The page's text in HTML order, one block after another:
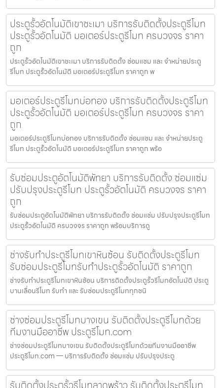
ประตูรั้วอัตโนมัติเขาชะเมา บริการรับติดตั้งประตูรีโมท
ประตูรั้วอัตโนมัติ มอเตอร์ประตูรีโมท ครบวงจร ราคา
ถูก
ประตูรั้วอัตโนมัติเขาชะเมา บริการรับติดตั้ง ซ่อมแซม และ จำหน่ายประตู
รีโมท ประตูรั้วอัตโนมัติ มอเตอร์ประตูรีโมท ราคาถูก พ
มอเตอร์ประตูรีโมทบ่อทอง บริการรับติดตั้งประตูรีโมท
ประตูรั้วอัตโนมัติ มอเตอร์ประตูรีโมท ครบวงจร ราคา
ถูก
มอเตอร์ประตูรีโมทบ่อทอง บริการรับติดตั้ง ซ่อมแซม และ จำหน่ายประตู
รีโมท ประตูรั้วอัตโนมัติ มอเตอร์ประตูรีโมท ราคาถูก พร้อ
รับซ่อมประตูอัตโนมัติพัทยา บริการรับติดตั้ง ซ่อมแซ่ม
ปรับปรุงประตูรีโมท ประตูรั้วอัตโนมัติ ครบวงจร ราคา
ถูก
รับซ่อมประตูอัตโนมัติพัทยา บริการรับติดตั้ง ซ่อมแซ่ม ปรับปรุงประตูรีโมท
ประตูรั้วอัตโนมัติ ครบวงจร ราคาถูก พร้อมบริการดู
ช่างรับทำประตูรีโมทเขาหินซ้อน รับติดตั้งประตูรีโมท
รับซ่อมประตูรีโมทรับทำประตูรั้วอัตโนมัติ ราคาถูก
ช่างรับทำประตูรีโมทเขาหินซ้อน บริการติดตั้งประตูรั้วรีโมทอัตโนมัติ ประตู
บานเลื่อนรีโมท รับทำ และ รับซ่อมประตูรีโมททุกชนิ
ช่างซ่อมประตูรีโมทบางเขน รับติดตั้งประตูรีโมทด้วย
ทีมงานมืออาชีพ ประตูรีโมท.com
ช่างซ่อมประตูรีโมทบางเขน รับติดตั้งประตูรีโมทด้วยทีมงานมืออาชีพ
ประตูรีโมท.com — บริการรับติดตั้ง ซ่อมแซ่ม ปรับปรุงประตู